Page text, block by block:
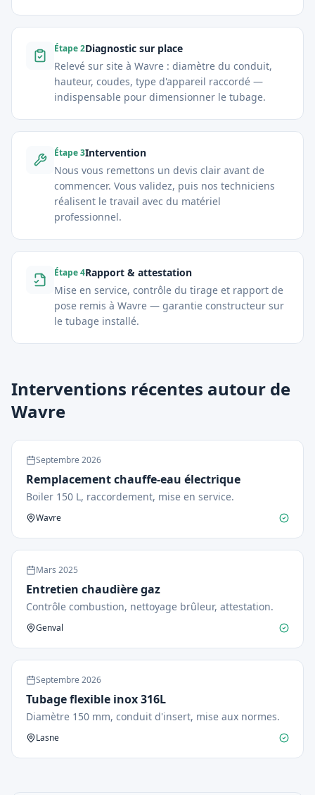
Étape2Diagnostic sur place
Relevé sur site à Wavre : diamètre du conduit,
hauteur, coudes, type d'appareil raccordé —
indispensable pour dimensionner le tubage.
Étape3Intervention
Nous vous remettons un devis clair avant de
commencer. Vous validez, puis nos techniciens
réalisent le travail avec du matériel
professionnel.
Étape4Rapport & attestation
Mise en service, contrôle du tirage et rapport de
pose remis à Wavre — garantie constructeur sur
le tubage installé.
Interventions récentes autour de
Wavre
Septembre 2026
Remplacement chauffe-eau électrique
Boiler 150 L, raccordement, mise en service.
Wavre
Mars 2025
Entretien chaudière gaz
Contrôle combustion, nettoyage brûleur, attestation.
Genval
Septembre 2026
Tubage flexible inox 316L
Diamètre 150 mm, conduit d'insert, mise aux normes.
Lasne